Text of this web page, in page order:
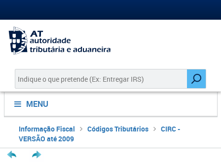
MENU
Informação Fiscal Códigos Tributários
CIRC -
VERSÃO até 2009